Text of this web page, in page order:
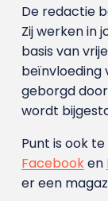
De redactie
Zij werken in
basis van
beïnvloeding
geborgd
wordt
Punt is ook
Facebooken
er een